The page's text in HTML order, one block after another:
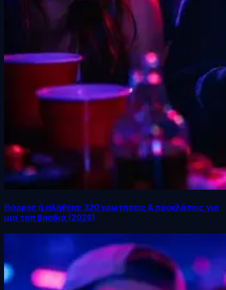
Θάρρος ή αλήθεια: 320 ερωτήσεις & προκλήσεις για
μια τοπ βραδιά (2026)